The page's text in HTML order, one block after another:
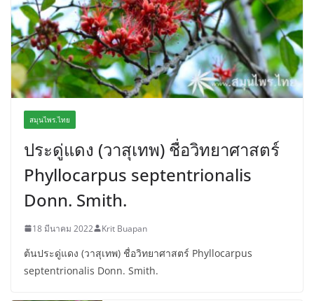
สมุนไพร.ไทย
ประดู่แดง (วาสุเทพ) ชื่อวิทยาศาสตร์
Phyllocarpus septentrionalis
Donn. Smith.
18 มีนาคม 2022 Krit Buapan
ต้นประดู่แดง (วาสุเทพ) ชื่อวิทยาศาสตร์ Phyllocarpus
septentrionalis Donn. Smith.